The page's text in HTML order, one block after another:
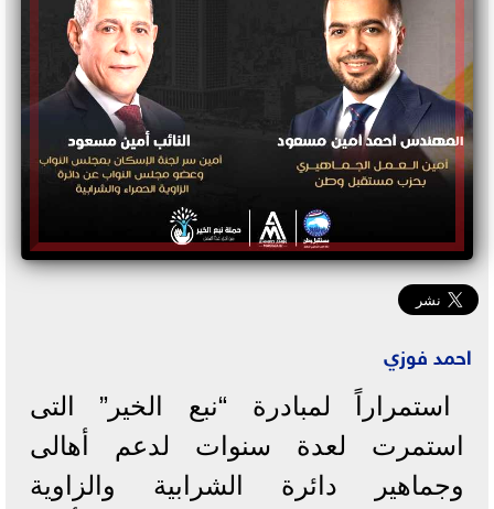
احمد فوزي
استمراراً لمبادرة “نبع الخير” التى
استمرت لعدة سنوات لدعم أهالى
وجماهير دائرة الشرابية والزاوية